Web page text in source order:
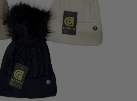
1% KEDVEZMÉNY
használható fel!